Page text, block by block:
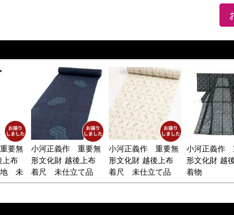
要無
上布
地 未
小河正義作 重要無
形文化財 越後上布
着尺 未仕立て品
小河正義作 重要無
形文化財 越後上布
着尺 未仕立て品
小河正義作
形文化財 越
着物